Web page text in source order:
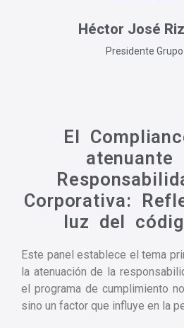
Héctor José
Presidente
El
atenuante
Corporativa:
luz del
Este panel establece el tema
la atenuación de la
el programa de cumplimiento
sino un factor que influye en la